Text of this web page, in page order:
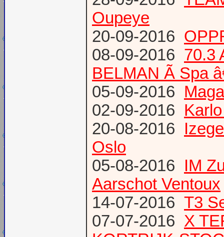
Oupeye
20-09-2016
08-09-2016 70.3
BELMAN Ã Spa
05-09-2016
02-09-2016
20-08-2016
Oslo
05-08-2016 IM
Aarschot Ventoux
14-07-2016 T3
07-07-2016 X